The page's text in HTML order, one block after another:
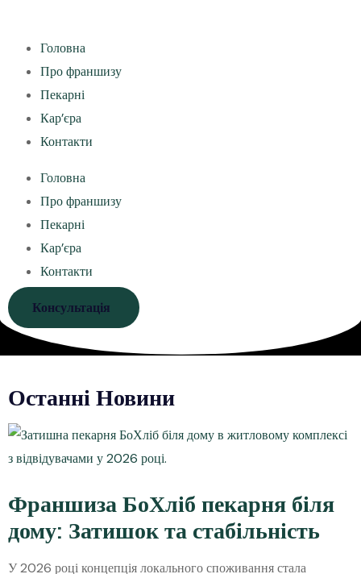
Головна
Про франшизу
Пекарні
Кар’єра
Контакти
Головна
Про франшизу
Пекарні
Кар’єра
Контакти
Консультація
Останні Новини
Франшиза БоХліб пекарня біля
дому: Затишок та стабільність
У 2026 році концепція локального споживання стала